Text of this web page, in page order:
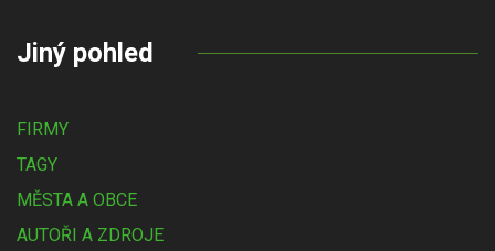
Jiný pohled
FIRMY
TAGY
MĚSTA A OBCE
AUTOŘI A ZDROJE